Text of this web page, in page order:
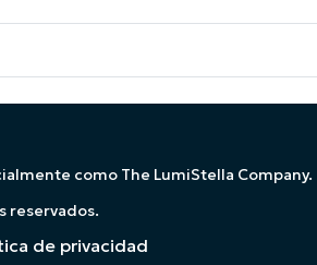
como The LumiStella Company.
reservados.
de privacidad